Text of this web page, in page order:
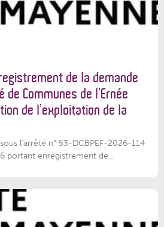
de la demande
de Communes de l’Ernée
de l’exploitation de la
l'arrêté n° 53-DCBPEF-2026-114
portant enregistrement de...